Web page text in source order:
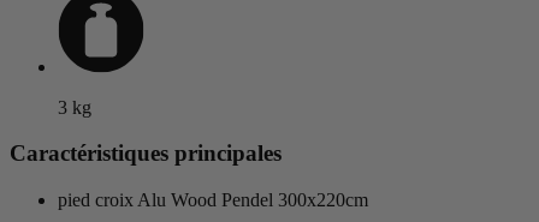
3 kg
Caractéristiques principales
pied croix Alu Wood Pendel 300x220cm